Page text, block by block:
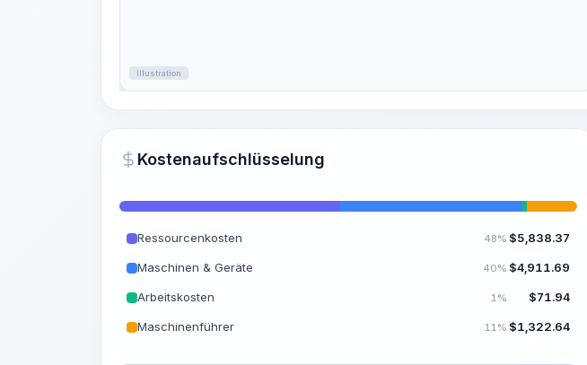
Illustration
Kostenaufschlüsselung
Ressourcenkosten 48% $5,838.37
Maschinen & Geräte 40% $4,911.69
Arbeitskosten 1% $71.94
Maschinenführer 11% $1,322.64